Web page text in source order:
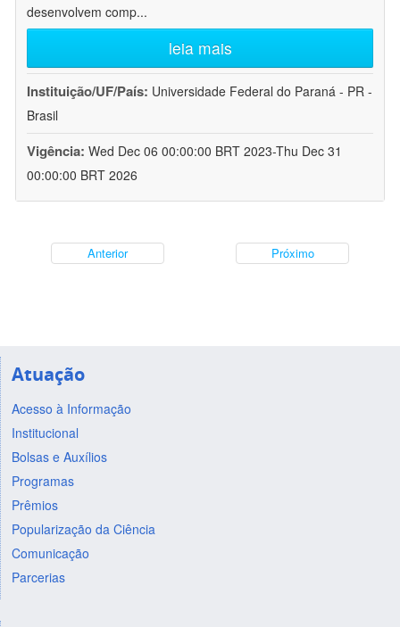
desenvolvem comp...
leia mais
Instituição/UF/País: Universidade Federal do Paraná - PR -
Brasil
Vigência: Wed Dec 06 00:00:00 BRT 2023-Thu Dec 31
00:00:00 BRT 2026
Anterior Próximo
Atuação
Acesso à Informação
Institucional
Bolsas e Auxílios
Programas
Prêmios
Popularização da Ciência
Comunicação
Parcerias